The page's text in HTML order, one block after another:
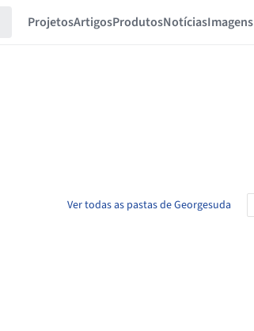
ProjetosArtigosProdutosNotíciasImagens
Ver todas as pastas de Georgesuda